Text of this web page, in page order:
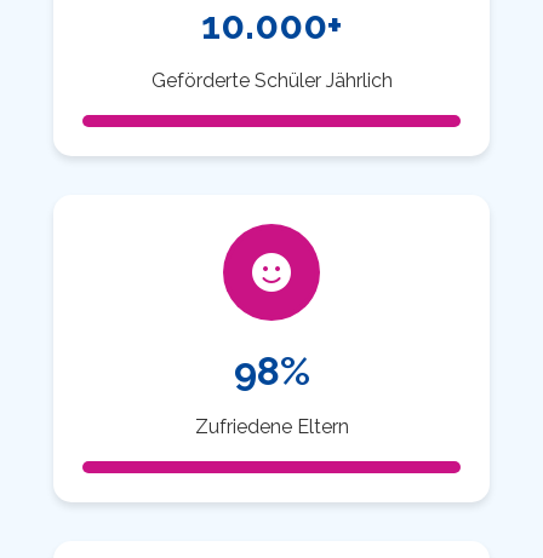
10.000+
Geförderte Schüler Jährlich
98%
Zufriedene Eltern